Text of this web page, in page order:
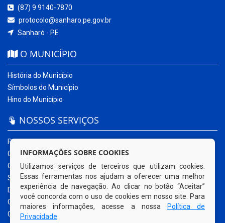
(87) 9 9140-7870
protocolo@sanharo.pe.gov.br
Sanharó - PE
O MUNICÍPIO
História do Município
Símbolos do Município
Hino do Município
NOSSOS SERVIÇOS
Portal da Transparência
Carta de Serviços ao Usuário
Ouvidoria Municipal
Sistema Eletrônico – e-SIC
Diário Oficial
Quadro de Avisos
Contracheque Online
INFORMAÇÕES SOBRE COOKIES
Utilizamos serviços de terceiros que utilizam cookies.
Essas ferramentas nos ajudam a oferecer uma melhor
experiência de navegação. Ao clicar no botão “Aceitar”
você concorda com o uso de cookies em nosso site. Para
maiores informações, acesse a nossa
Política de
Privacidade